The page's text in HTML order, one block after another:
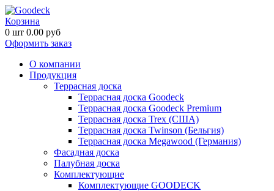
Корзина
0 шт 0.00 руб
Оформить заказ
О компании
Продукция
Террасная доска
Террасная доска Goodeck
Террасная доска Goodeck Premium
Террасная доска Trex (США)
Террасная доска Twinson (Бельгия)
Террасная доска Megawood (Германия)
Фасадная доска
Палубная доска
Комплектующие
Комплектующие GOODECK